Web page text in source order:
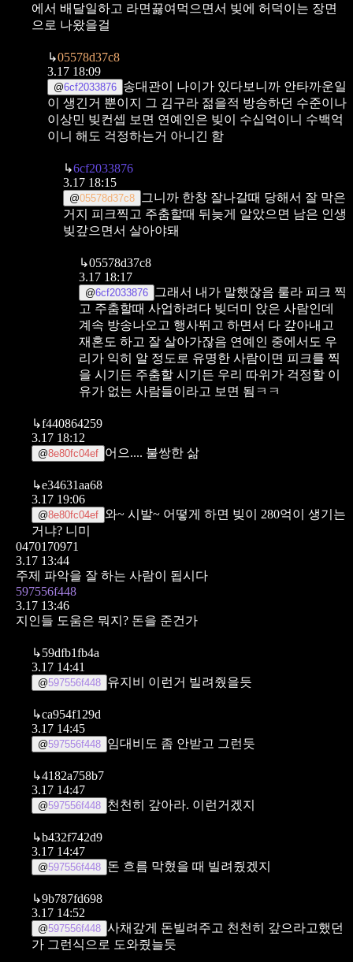
에서 배달일하고 라면끓여먹으면서 빚에 허덕이는 장면
으로 나왔을걸
↳05578d37c8
3.17 18:09
@6cf2033876 송대관이 나이가 있다보니까 안타까운일
이 생긴거 뿐이지
그 김구라 젊을적 방송하던 수준이나
이상민 빚컨셉 보면 연예인은 빚이 수십억이니 수백억
이니 해도 걱정하는거 아니긴 함
↳6cf2033876
3.17 18:15
@05578d37c8
그니까 한창 잘나갈때 당해서 잘 막은
거지
피크찍고 주춤할때 뒤늦게 알았으면 남은 인생
빚갚으면서 살아야돼
↳05578d37c8
3.17 18:17
@6cf2033876 그래서 내가 말했잖음 룰라 피크 찍
고 주춤할때 사업하려다 빚더미 앉은 사람인데
계속 방송나오고 행사뛰고 하면서 다 갚아내고
재혼도 하고 잘 살아가잖음 연예인 중에서도 우
리가 익히 알 정도로 유명한 사람이면 피크를 찍
을 시기든 주춤할 시기든 우리 따위가 걱정할 이
유가 없는 사람들이라고 보면 됨ㅋㅋ
↳f440864259
3.17 18:12
@8e80fc04ef 어으.... 불쌍한 삶
↳e34631aa68
3.17 19:06
@8e80fc04ef 와~ 시발~ 어떻게 하면 빚이 280억이 생기는
거냐? 니미
0470170971
3.17 13:44
주제 파악을 잘 하는 사람이 됩시다
597556f448
3.17 13:46
지인들 도움은 뭐지? 돈을 준건가
↳59dfb1fb4a
3.17 14:41
@597556f448 유지비 이런거 빌려줬을듯
↳ca954f129d
3.17 14:45
@597556f448 임대비도 좀 안받고 그런듯
↳4182a758b7
3.17 14:47
@597556f448 천천히 갚아라. 이런거겠지
↳b432f742d9
3.17 14:47
@597556f448 돈 흐름 막혔을 때 빌려줬겠지
↳9b787fd698
3.17 14:52
@597556f448 사채갚게 돈빌려주고 천천히 갚으라고했던
가 그런식으로 도와줬늘듯